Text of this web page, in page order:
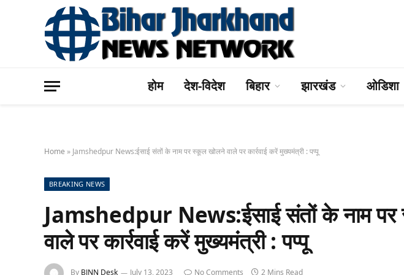
होम देश-विदेश बिहार झारखंड ओडिशा
Home » Jamshedpur News:ईसाई संतों के नाम पर स्कूल खोलने वाले पर कार्रवाई करें मुख्यमंत्री : पप्पू
BREAKING NEWS
Jamshedpur News:ईसाई संतों के नाम
वाले पर कार्रवाई करें मुख्यमंत्री : पप्पू
By BJNN Desk July 13, 2023 No Comments 2 Mins Read